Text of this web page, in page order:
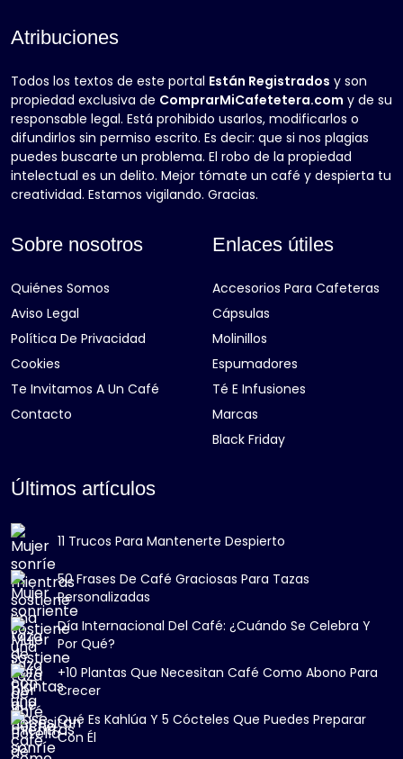
Atribuciones
Todos los textos de este portal Están Registrados y son
propiedad exclusiva de ComprarMiCafetetera.com y de su
responsable legal. Está prohibido usarlos, modificarlos o
difundirlos sin permiso escrito. Es decir: que si nos plagias
puedes buscarte un problema. El robo de la propiedad
intelectual es un delito. Mejor tómate un café y despierta tu
creatividad. Estamos vigilando. Gracias.
Sobre nosotros
Quiénes Somos
Aviso Legal
Política De Privacidad
Cookies
Te Invitamos A Un Café
Contacto
Enlaces útiles
Accesorios Para Cafeteras
Cápsulas
Molinillos
Espumadores
Té E Infusiones
Marcas
Black Friday
Últimos artículos
11 Trucos Para Mantenerte Despierto
50 Frases De Café Graciosas Para Tazas
Personalizadas
Día Internacional Del Café: ¿Cuándo Se Celebra Y
Por Qué?
+10 Plantas Que Necesitan Café Como Abono Para
Crecer
Qué Es Kahlúa Y 5 Cócteles Que Puedes Preparar
Con Él